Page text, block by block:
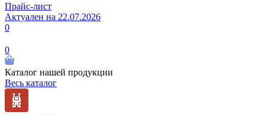
Прайс-лист
Актуален на 22.07.2026
0
0
Каталог нашей продукции
Весь каталог